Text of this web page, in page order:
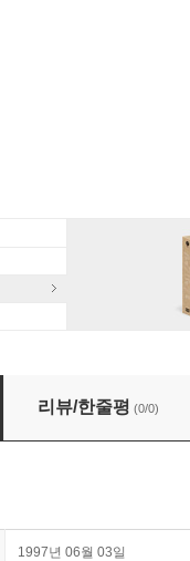
(Remastered)(CD)
리뷰/한줄평 (0/0)
1997년 06월 03일